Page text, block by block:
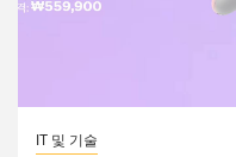
IT 및 기술